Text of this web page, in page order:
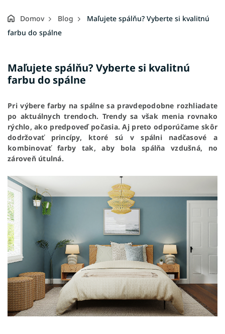
Domov Blog
Maľujete spálňu? Vyberte si kvalitnú
farbu do spálne
Maľujete spálňu? Vyberte si kvalitnú
farbu do spálne
Pri výbere farby na spálne sa pravdepodobne rozhliadate
po aktuálnych trendoch. Trendy sa však menia rovnako
rýchlo, ako predpoveď počasia. Aj preto odporúčame skôr
dodržovať princípy, ktoré sú v spálni nadčasové a
kombinovať farby tak, aby bola spálňa vzdušná, no
zároveň útulná.